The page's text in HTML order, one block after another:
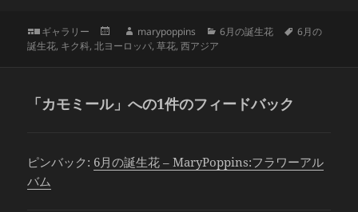
e
o
o
itt
er
er
es
フ
ォ
ト
ギャラリー
稿
作
成
marypoppins
カ
6月の誕生花
タ
6月の
誕生花, キク科,北ヨーロッパ,草花,西アジア
「カモミール」への1件のフィードバック
ピンバック: 6月の誕生花 – MaryPoppins:フラワーアル
バム